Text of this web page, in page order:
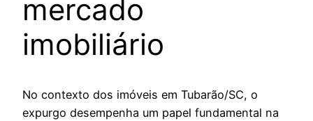
mercado
imobiliário
No contexto dos imóveis em Tubarão/SC, o
expurgo desempenha um papel fundamental na